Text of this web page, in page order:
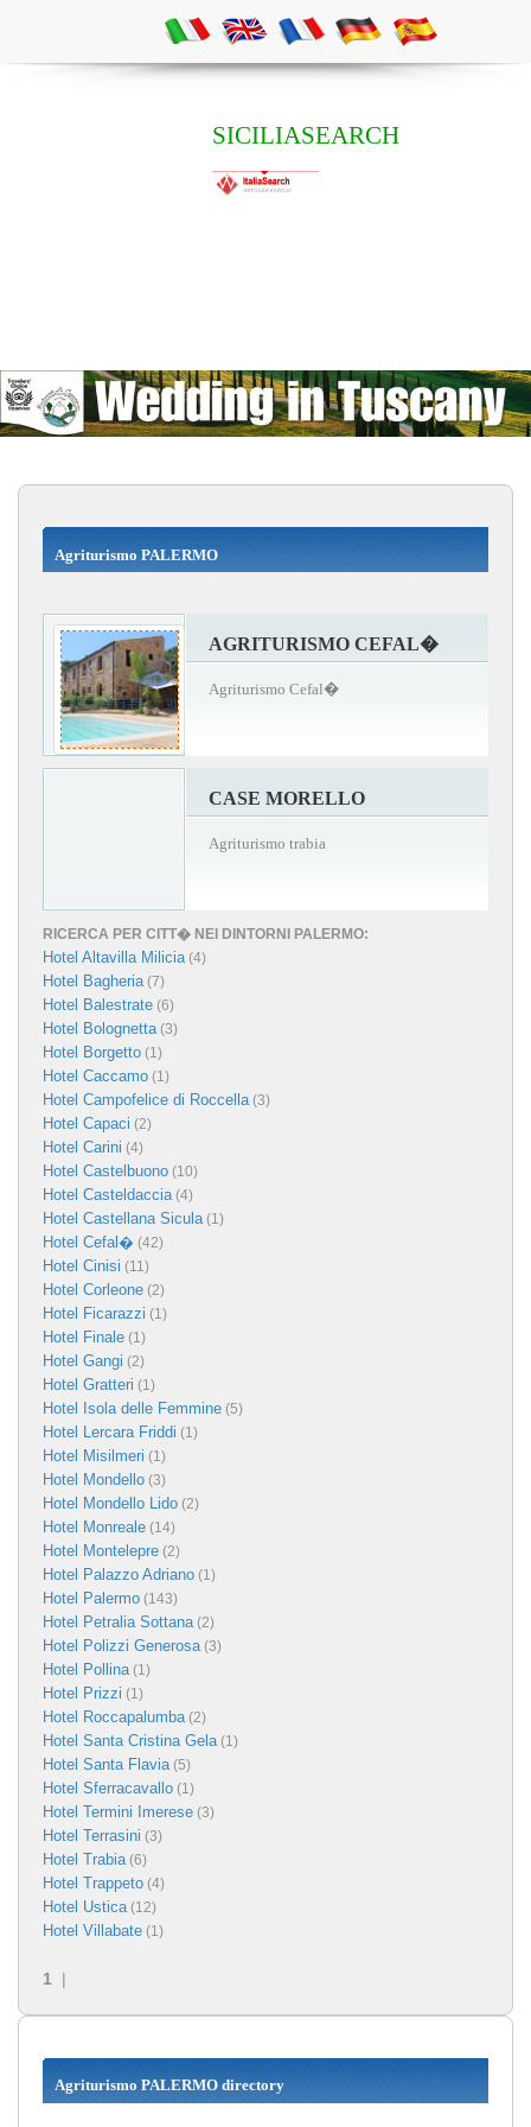
SICILIASEARCH
Agriturismo PALERMO
AGRITURISMO CEFAL�
Agriturismo Cefal�
CASE MORELLO
Agriturismo trabia
RICERCA PER CITT� NEI DINTORNI PALERMO:
Hotel Altavilla Milicia(4)
Hotel Bagheria(7)
Hotel Balestrate (6)
Hotel Bolognetta(3)
Hotel Borgetto (1)
Hotel Caccamo (1)
Hotel Campofelice di Roccella(3)
Hotel Capaci (2)
Hotel Carini (4)
Hotel Castelbuono (10)
Hotel Casteldaccia(4)
Hotel Castellana Sicula(1)
Hotel Cefal� (42)
Hotel Cinisi (11)
Hotel Corleone (2)
Hotel Ficarazzi (1)
Hotel Finale (1)
Hotel Gangi (2)
Hotel Gratteri (1)
Hotel Isola delle Femmine (5)
Hotel Lercara Friddi (1)
Hotel Misilmeri (1)
Hotel Mondello (3)
Hotel Mondello Lido (2)
Hotel Monreale (14)
Hotel Montelepre (2)
Hotel Palazzo Adriano (1)
Hotel Palermo (143)
Hotel Petralia Sottana(2)
Hotel Polizzi Generosa(3)
Hotel Pollina(1)
Hotel Prizzi (1)
Hotel Roccapalumba(2)
Hotel Santa Cristina Gela(1)
Hotel Santa Flavia(5)
Hotel Sferracavallo (1)
Hotel Termini Imerese (3)
Hotel Terrasini (3)
Hotel Trabia(6)
Hotel Trappeto (4)
Hotel Ustica(12)
Hotel Villabate (1)
1 |
Agriturismo PALERMO directory